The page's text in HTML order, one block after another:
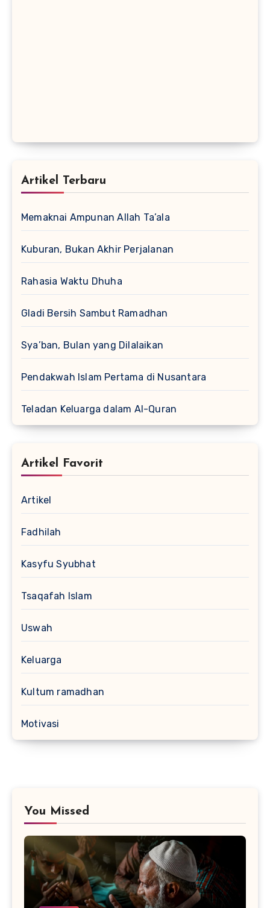
Artikel Terbaru
Memaknai Ampunan Allah Ta’ala
Kuburan, Bukan Akhir Perjalanan
Rahasia Waktu Dhuha
Gladi Bersih Sambut Ramadhan
Sya’ban, Bulan yang Dilalaikan
Pendakwah Islam Pertama di Nusantara
Teladan Keluarga dalam Al-Quran
Artikel Favorit
Artikel
Fadhilah
Kasyfu Syubhat
Tsaqafah Islam
Uswah
Keluarga
Kultum ramadhan
Motivasi
You Missed